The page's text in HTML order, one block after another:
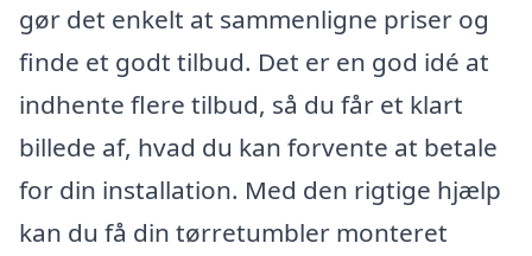
gør det enkelt at sammenligne priser og
finde et godt tilbud. Det er en god idé at
indhente flere tilbud, så du får et klart
billede af, hvad du kan forvente at betale
for din installation. Med den rigtige hjælp
kan du få din tørretumbler monteret